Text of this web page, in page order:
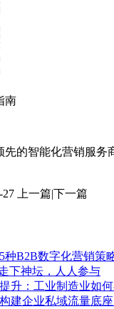
南
的智能化营销服务
27
上一篇|下一篇
种B2B数字化营销策
下神坛，人人参与
升：工业制造业如
建企业私域流量底